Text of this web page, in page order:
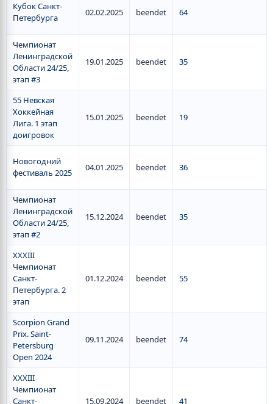
Кубок Санкт-
Петербурга
02.02.2025 beendet 64
Чемпионат
Ленинградской
Области 24/25,
этап #3
19.01.2025 beendet 35
55 Невская
Хоккейная
Лига. 1 этап
доигровок
15.01.2025 beendet 19
Новогодний
фестиваль 2025
04.01.2025 beendet 36
Чемпионат
Ленинградской
Области 24/25,
этап #2
15.12.2024 beendet 35
XXXIII
Чемпионат
Санкт-
Петербурга. 2
этап
01.12.2024 beendet 55
Scorpion Grand
Prix. Saint-
Petersburg
Open 2024
09.11.2024 beendet 74
XXXIII
Чемпионат
Санкт-
15.09.2024 beendet 41